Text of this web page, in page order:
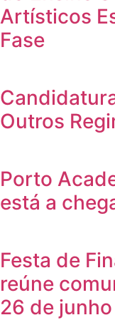
Artísticos
Fase
Outros
Porto
está a
Festa de
reúne
26 de junho